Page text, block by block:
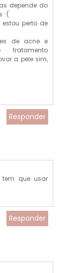
depende do
:(
perto de
de acne e
tratamento
a pele sim,
Responder
que usar
Responder